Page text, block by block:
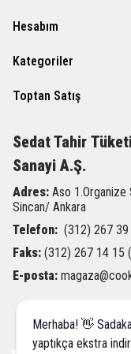
Hesabım
Kategoriler
Toptan Satış
Sedat Tahir
Sanayi A.Ş.
Adres: Aso 1.Organize
Sincan/ Ankara
Telefon: (312) 267
Faks: (312) 267 14 15
E-posta:
Merhaba! 👋
yaptıkça ekstra